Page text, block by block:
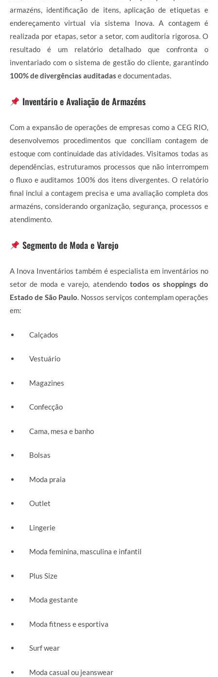
armazéns, identificação de itens, aplicação de etiquetas e
endereçamento virtual via sistema Inova. A contagem é
realizada por etapas, setor a setor, com auditoria rigorosa. O
resultado é um relatório detalhado que confronta o
inventariado com o sistema de gestão do cliente, garantindo
100% de divergências auditadas e documentadas.
Inventário e Avaliação de Armazéns
Com a expansão de operações de empresas como a CEG RIO,
desenvolvemos procedimentos que conciliam contagem de
estoque com continuidade das atividades. Visitamos todas as
dependências, estruturamos processos que não interrompem
o fluxo e auditamos 100% dos itens divergentes. O relatório
final inclui a contagem precisa e uma avaliação completa dos
armazéns, considerando organização, segurança, processos e
atendimento.
Segmento de Moda e Varejo
A Inova Inventários também é especialista em inventários no
setor de moda e varejo, atendendo todos os shoppings do
Estado de São Paulo. Nossos serviços contemplam operações
em:
Calçados
Vestuário
Magazines
Confecção
Cama, mesa e banho
Bolsas
Moda praia
Outlet
Lingerie
Moda feminina, masculina e infantil
Plus Size
Moda gestante
Moda fitness e esportiva
Surf wear
Moda casual ou jeanswear